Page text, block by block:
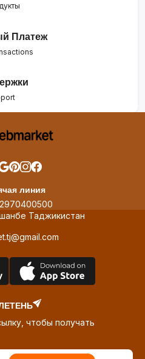
Платеж
линия
Таджикистан
чтобы получать